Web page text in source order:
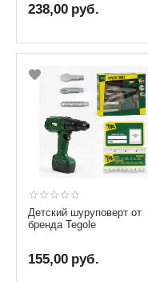
238,00 руб.
Детский шуруповерт от
бренда Tegole
155,00 руб.